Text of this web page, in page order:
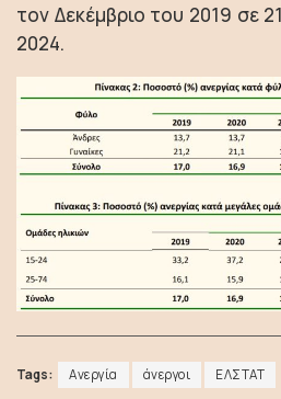
τον Δεκέμβριο του 2019 σε
2024.
Tags: Ανεργία άνεργοι ΕΛΣΤΑΤ